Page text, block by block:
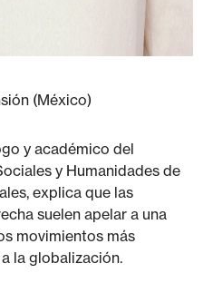
(México)
y académico del
y Humanidades de
explica que las
suelen apelar a una
movimientos más
la globalización.